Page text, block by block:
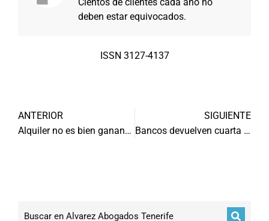
deben estar equivocados.
ISSN 3127-4137
ANTERIOR
Alquiler no es bien ganancial
SIGUIENTE
Bancos devuelven cuarta parte de las cláusulas suelo